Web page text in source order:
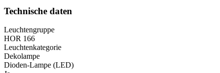
Technische daten
Leuchtengruppe
HOR 166
Leuchtenkategorie
Dekolampe
Dioden-Lampe (LED)